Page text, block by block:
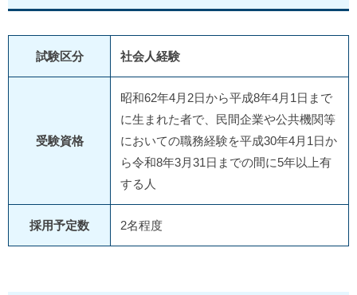
試験区分 社会人経験
受験資格
昭和62年4月2日から平成8年4月1日まで
に生まれた者で、民間企業や公共機関等
においての職務経験を平成30年4月1日か
ら令和8年3月31日までの間に5年以上有
する人
採用予定数 2名程度